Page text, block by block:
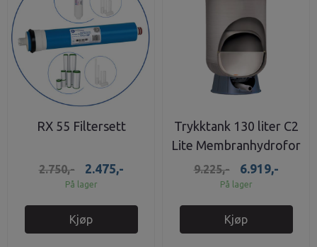
RX 55 Filtersett
2.750,- 2.475,-
På lager
Kjøp
Trykktank 130 liter C2
Lite Membranhydrofor
8,6 bar
9.225,- 6.919,-
På lager
Kjøp